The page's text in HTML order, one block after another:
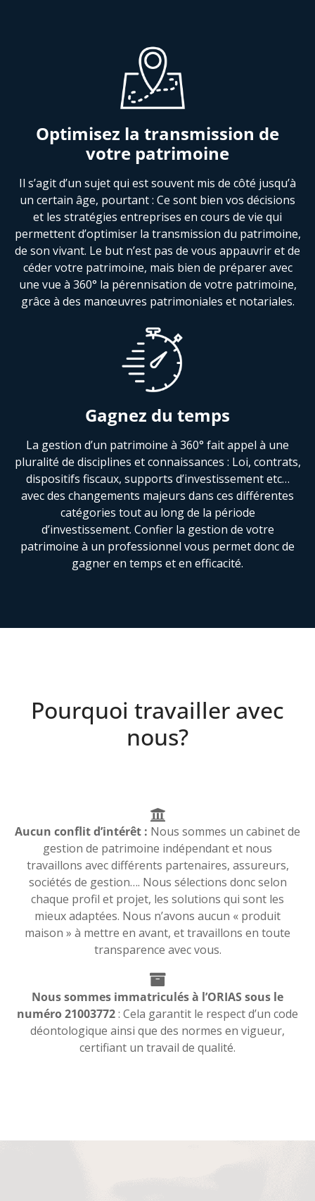
Optimisez la transmission de
votre patrimoine
Il s’agit d’un sujet qui est souvent mis de côté jusqu’à
un certain âge, pourtant : Ce sont bien vos décisions
et les stratégies entreprises en cours de vie qui
permettent d’optimiser la transmission du patrimoine,
de son vivant. Le but n’est pas de vous appauvrir et de
céder votre patrimoine, mais bien de préparer avec
une vue à 360° la pérennisation de votre patrimoine,
grâce à des manœuvres patrimoniales et notariales.
Gagnez du temps
La gestion d’un patrimoine à 360° fait appel à une
pluralité de disciplines et connaissances : Loi, contrats,
dispositifs fiscaux, supports d’investissement etc…
avec des changements majeurs dans ces différentes
catégories tout au long de la période
d’investissement. Confier la gestion de votre
patrimoine à un professionnel vous permet donc de
gagner en temps et en efficacité.
Pourquoi travailler avec
nous?
Aucun conflit d’intérêt : Nous sommes un cabinet de
gestion de patrimoine indépendant et nous
travaillons avec différents partenaires, assureurs,
sociétés de gestion…. Nous sélections donc selon
chaque profil et projet, les solutions qui sont les
mieux adaptées. Nous n’avons aucun « produit
maison » à mettre en avant, et travaillons en toute
transparence avec vous.
Nous sommes immatriculés à l’ORIAS sous le
numéro 21003772: Cela garantit le respect d’un code
déontologique ainsi que des normes en vigueur,
certifiant un travail de qualité.